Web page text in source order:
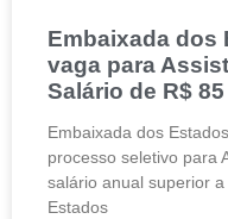
Embaixada dos
vaga para
Salário de R$
Embaixada dos
processo seletivo para
salário anual superior
Estados